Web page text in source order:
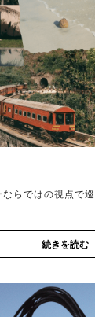
らではの視点で
続きを読む